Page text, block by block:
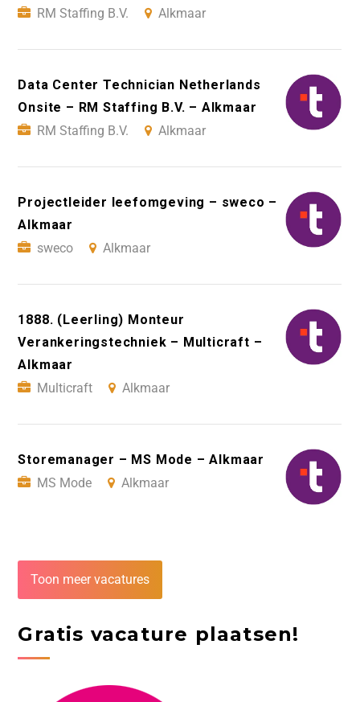
RM Staffing B.V. Alkmaar
Data Center Technician Netherlands
Onsite – RM Staffing B.V. – Alkmaar
RM Staffing B.V.
Alkmaar
Projectleider leefomgeving – sweco –
Alkmaar
sweco
Alkmaar
1888. (Leerling) Monteur
Verankeringstechniek – Multicraft –
Alkmaar
Multicraft
Alkmaar
Storemanager – MS Mode – Alkmaar
MS Mode
Alkmaar
Toon meer vacatures
Gratis vacature plaatsen!